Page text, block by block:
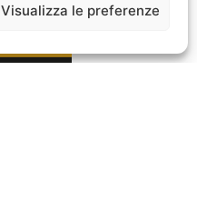
Visualizza le preferenze